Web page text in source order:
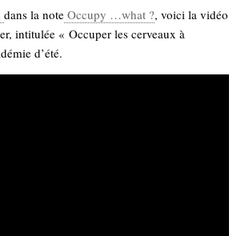
dans la note Occupy …what ?, voici la vidéo
intitulée « Occuper les cerveaux à
d’été.